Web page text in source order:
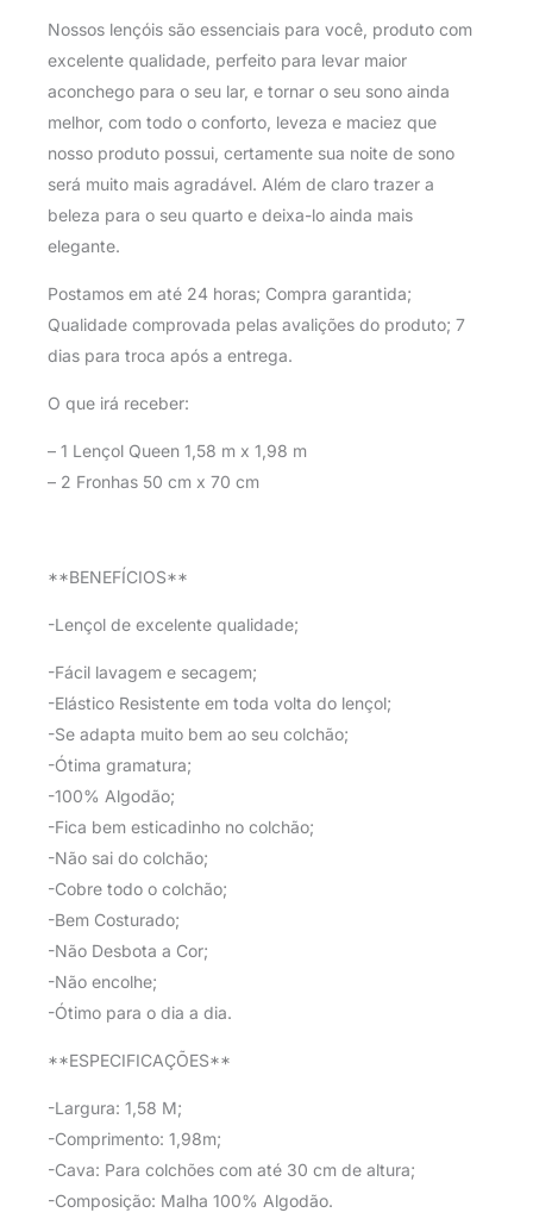
Nossos lençóis são essenciais para você, produto com
excelente qualidade, perfeito para levar maior
aconchego para o seu lar, e tornar o seu sono ainda
melhor, com todo o conforto, leveza e maciez que
nosso produto possui, certamente sua noite de sono
será muito mais agradável. Além de claro trazer a
beleza para o seu quarto e deixa-lo ainda mais
elegante.
Postamos em até 24 horas; Compra garantida;
Qualidade comprovada pelas avalições do produto; 7
dias para troca após a entrega.
O que irá receber:
– 1 Lençol Queen 1,58 m x 1,98 m
– 2 Fronhas 50 cm x 70 cm
**BENEFÍCIOS**
-Lençol de excelente qualidade;
-Fácil lavagem e secagem;
-Elástico Resistente em toda volta do lençol;
-Se adapta muito bem ao seu colchão;
-Ótima gramatura;
-100% Algodão;
-Fica bem esticadinho no colchão;
-Não sai do colchão;
-Cobre todo o colchão;
-Bem Costurado;
-Não Desbota a Cor;
-Não encolhe;
-Ótimo para o dia a dia.
**ESPECIFICAÇÕES**
-Largura: 1,58 M;
-Comprimento: 1,98m;
-Cava: Para colchões com até 30 cm de altura;
-Composição: Malha 100% Algodão.